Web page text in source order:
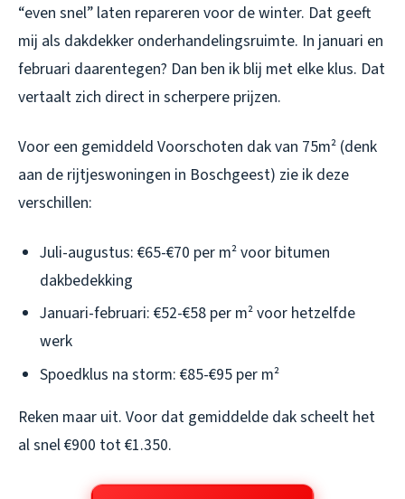
“even snel” laten repareren voor de winter. Dat geeft
mij als dakdekker onderhandelingsruimte. In januari en
februari daarentegen? Dan ben ik blij met elke klus. Dat
vertaalt zich direct in scherpere prijzen.
Voor een gemiddeld Voorschoten dak van 75m² (denk
aan de rijtjeswoningen in Boschgeest) zie ik deze
verschillen:
Juli-augustus: €65-€70 per m² voor bitumen
dakbedekking
Januari-februari: €52-€58 per m² voor hetzelfde
werk
Spoedklus na storm: €85-€95 per m²
Reken maar uit. Voor dat gemiddelde dak scheelt het
al snel €900 tot €1.350.